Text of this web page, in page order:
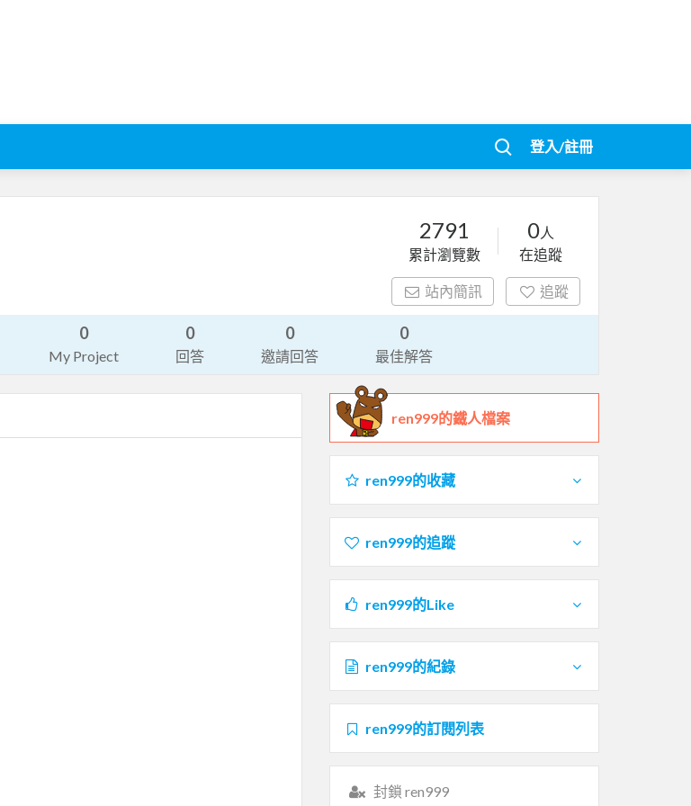
登入/註冊
2791
累計瀏覽數
0人
在追蹤
站內簡訊 追蹤
0
My Project
0
回答
0
邀請回答
0
最佳解答
ren999的鐵人檔案
ren999的收藏
ren999的追蹤
ren999的Like
ren999的紀錄
ren999的訂閱列表
封鎖 ren999